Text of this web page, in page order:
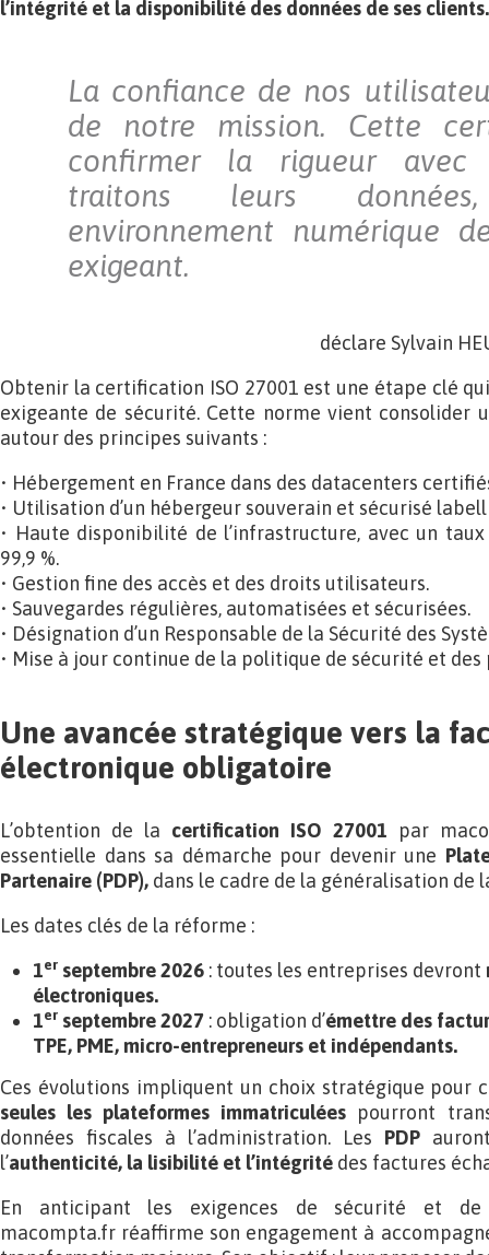
l’intégrité et la disponibilité des données de ses clients.
La confiance de nos
de notre mission. Cette
confirmer la rigueur avec
traitons leurs
environnement numérique
exigeant.
déclare Sylvain
Obtenir la certification ISO 27001 est une étape clé
exigeante de sécurité. Cette norme vient consolider
autour des principes suivants :
• Hébergement en France dans des datacenters
• Utilisation d’un hébergeur souverain et sécurisé
• Haute disponibilité de l’infrastructure, avec un
99,9 %.
• Gestion fine des accès et des droits utilisateurs.
• Sauvegardes régulières, automatisées et sécurisées.
• Désignation d’un Responsable de la Sécurité des
• Mise à jour continue de la politique de sécurité et
Une avancée stratégique vers la
électronique obligatoire
L’obtention de la certification ISO 27001 par
essentielle dans sa démarche pour devenir une
Partenaire (PDP), dans le cadre de la généralisation de
Les dates clés de la réforme :
1er septembre 2026 : toutes les entreprises devront
électroniques.
1er septembre 2027 : obligation d’émettre des
TPE, PME, micro-entrepreneurs et indépendants.
Ces évolutions impliquent un choix stratégique pour
seules les plateformes immatriculées pourront
données fiscales à l’administration. Les PDP
l’authenticité, la lisibilité et l’intégrité des factures
En anticipant les exigences de sécurité et
macompta.fr réaffirme son engagement à